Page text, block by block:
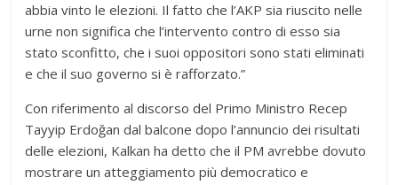
abbia vinto le elezioni. Il fatto che l’AKP sia riuscito nelle
urne non significa che l’intervento contro di esso sia
stato sconfitto, che i suoi oppositori sono stati eliminati
e che il suo governo si è rafforzato.”
Con riferimento al discorso del Primo Ministro Recep
Tayyip Erdoğan dal balcone dopo l’annuncio dei risultati
delle elezioni, Kalkan ha detto che il PM avrebbe dovuto
mostrare un atteggiamento più democratico e